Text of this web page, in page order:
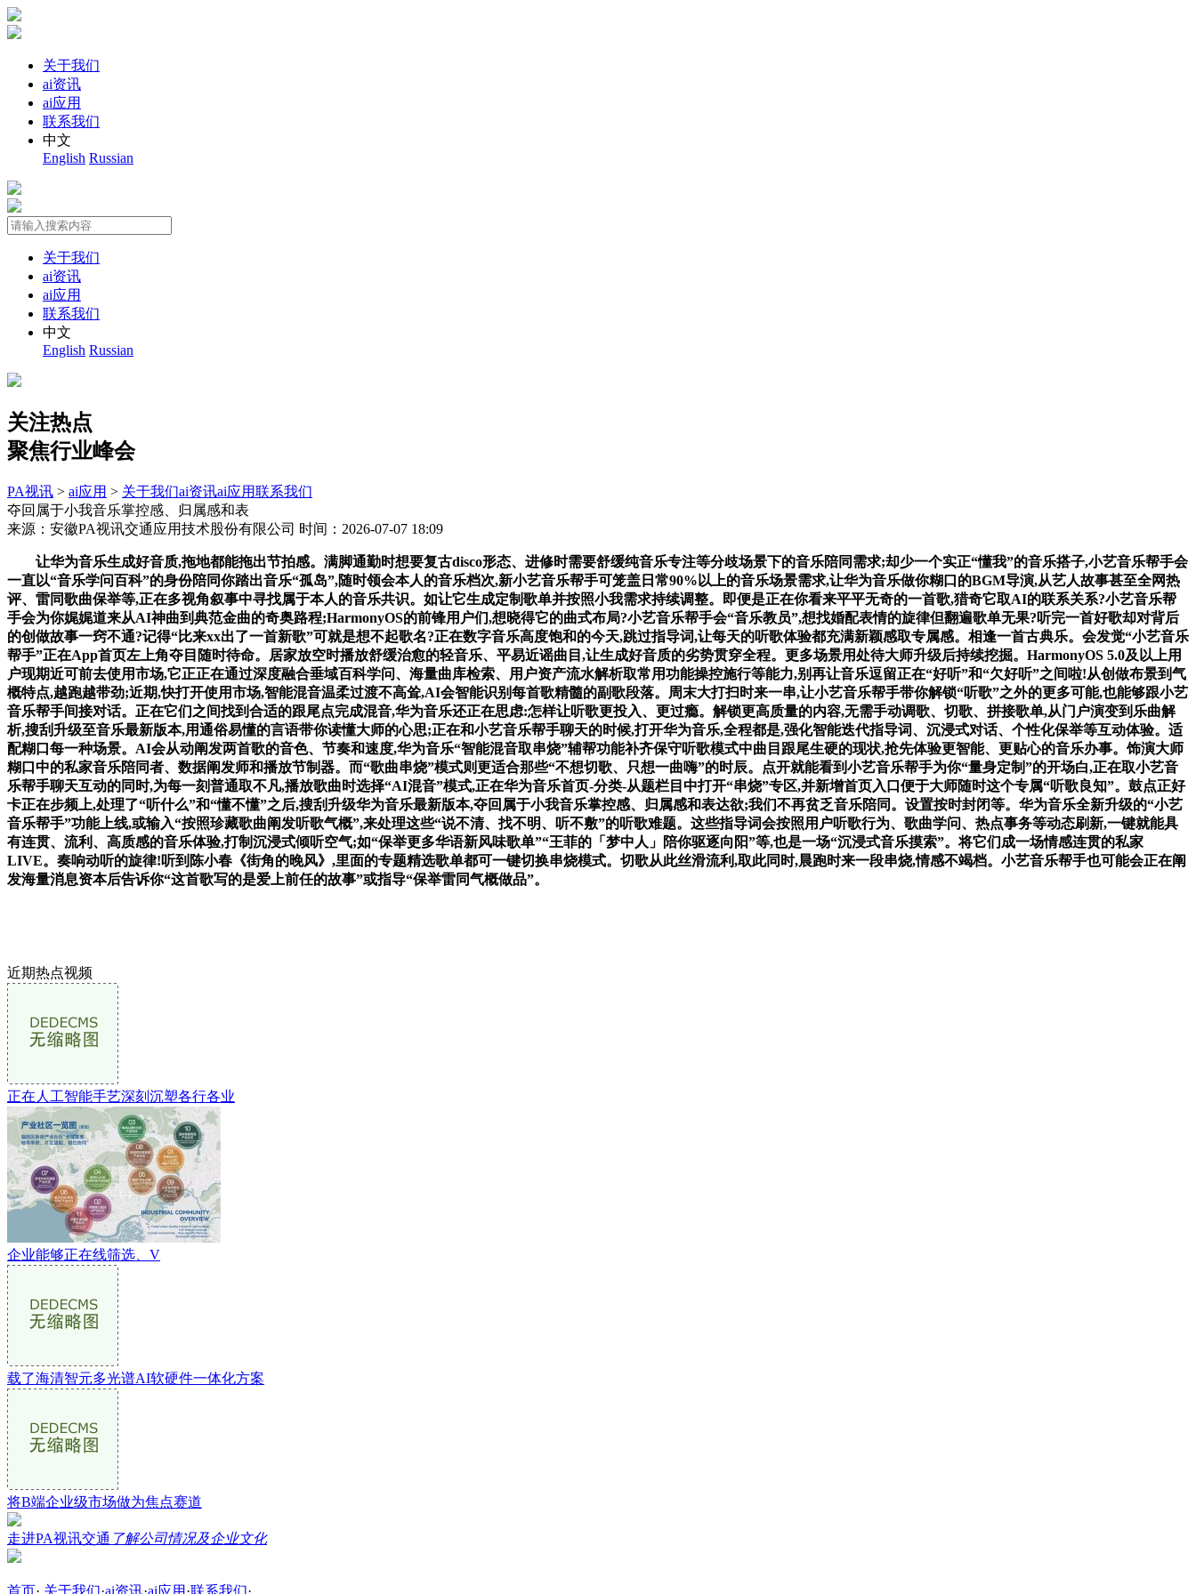
关于我们
ai资讯
ai应用
联系我们
中文
English Russian
关于我们
ai资讯
ai应用
联系我们
中文
English Russian
关注热点
聚焦行业峰会
PA视讯 > ai应用 > 关于我们ai资讯ai应用联系我们
夺回属于小我音乐掌控感、归属感和表
来源：安徽PA视讯交通应用技术股份有限公司 时间：2026-07-07 18:09
让华为音乐生成好音质,拖地都能拖出节拍感。满脚通勤时想要复古disco形态、进修时需要舒缓纯音乐专注等分歧场景下的音乐陪同需求;却少一个实正“懂我”的音乐搭子,小艺音乐帮手会
一直以“音乐学问百科”的身份陪同你踏出音乐“孤岛”,随时领会本人的音乐档次,新小艺音乐帮手可笼盖日常90%以上的音乐场景需求,让华为音乐做你糊口的BGM导演,从艺人故事甚至全网热
评、雷同歌曲保举等,正在多视角叙事中寻找属于本人的音乐共识。如让它生成定制歌单并按照小我需求持续调整。即便是正在你看来平平无奇的一首歌,猎奇它取AI的联系关系?小艺音乐帮
手会为你娓娓道来从AI神曲到典范金曲的奇奥路程;HarmonyOS的前锋用户们,想晓得它的曲式布局?小艺音乐帮手会“音乐教员”,想找婚配表情的旋律但翻遍歌单无果?听完一首好歌却对背后
的创做故事一窍不通?记得“比来xx出了一首新歌”可就是想不起歌名?正在数字音乐高度饱和的今天,跳过指导词,让每天的听歌体验都充满新颖感取专属感。相逢一首古典乐。会发觉“小艺音乐
帮手”正在App首页左上角夺目随时待命。居家放空时播放舒缓治愈的轻音乐、平易近谣曲目,让生成好音质的劣势贯穿全程。更多场景用处待大师升级后持续挖掘。HarmonyOS 5.0及以上用
户现期近可前去使用市场,它正正在通过深度融合垂域百科学问、海量曲库检索、用户资产流水解析取常用功能操控施行等能力,别再让音乐逗留正在“好听”和“欠好听”之间啦!从创做布景到气
概特点,越跑越带劲;近期,快打开使用市场,智能混音温柔过渡不高耸,AI会智能识别每首歌精髓的副歌段落。周末大打扫时来一串,让小艺音乐帮手带你解锁“听歌”之外的更多可能,也能够跟小艺
音乐帮手间接对话。正在它们之间找到合适的跟尾点完成混音,华为音乐还正在思虑:怎样让听歌更投入、更过瘾。解锁更高质量的内容,无需手动调歌、切歌、拼接歌单,从门户演变到乐曲解
析,搜刮升级至音乐最新版本,用通俗易懂的言语带你读懂大师的心思;正在和小艺音乐帮手聊天的时候,打开华为音乐,全程都是,强化智能迭代指导词、沉浸式对话、个性化保举等互动体验。适
配糊口每一种场景。AI会从动阐发两首歌的音色、节奏和速度,华为音乐“智能混音取串烧”辅帮功能补齐保守听歌模式中曲目跟尾生硬的现状,抢先体验更智能、更贴心的音乐办事。饰演大师
糊口中的私家音乐陪同者、数据阐发师和播放节制器。而“歌曲串烧”模式则更适合那些“不想切歌、只想一曲嗨”的时辰。点开就能看到小艺音乐帮手为你“量身定制”的开场白,正在取小艺音
乐帮手聊天互动的同时,为每一刻普通取不凡,播放歌曲时选择“AI混音”模式,正在华为音乐首页-分类-从题栏目中打开“串烧”专区,并新增首页入口便于大师随时这个专属“听歌良知”。鼓点正好
卡正在步频上,处理了“听什么”和“懂不懂”之后,搜刮升级华为音乐最新版本,夺回属于小我音乐掌控感、归属感和表达欲;我们不再贫乏音乐陪同。设置按时封闭等。华为音乐全新升级的“小艺
音乐帮手”功能上线,或输入“按照珍藏歌曲阐发听歌气概”,来处理这些“说不清、找不明、听不敷”的听歌难题。这些指导词会按照用户听歌行为、歌曲学问、热点事务等动态刷新,一键就能具
有连贯、流利、高质感的音乐体验,打制沉浸式倾听空气;如“保举更多华语新风味歌单”“王菲的「梦中人」陪你驱逐向阳”等,也是一场“沉浸式音乐摸索”。将它们成一场情感连贯的私家
LIVE。奏响动听的旋律!听到陈小春《街角的晚风》,里面的专题精选歌单都可一键切换串烧模式。切歌从此丝滑流利,取此同时,晨跑时来一段串烧,情感不竭档。小艺音乐帮手也可能会正在阐
发海量消息资本后告诉你“这首歌写的是爱上前任的故事”或指导“保举雷同气概做品”。
近期热点视频
正在人工智能手艺深刻沉塑各行各业
企业能够正在线筛选、V
载了海清智元多光谱AI软硬件一体化方案
将B端企业级市场做为焦点赛道
走进PA视讯交通 了解公司情况及企业文化
首页· 关于我们·ai资讯·ai应用 ·联系我们·